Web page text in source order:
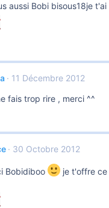
aussi Bobi bisous18je
11 Décembre 2012
fais trop rire , merci ^^
30 Octobre 2012
Bobidiboo je t'offre ce